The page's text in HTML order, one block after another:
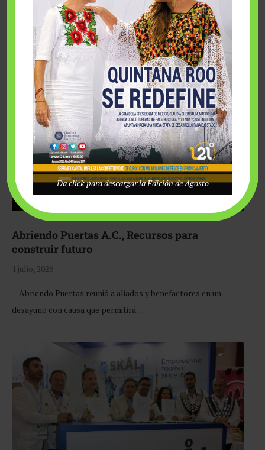
Fairmont Mayakoba y Make-A-Wish México unieron
esfuerzos para hacer realidad el deseo de una …
Abriendo Puertas A.C., Recursos para
construir futuro
1 julio, 2026
Abriendo Puertas reunió a aliados y benefactores en un
desayuno con causa que permitirá …
Da click para descargar la Edición de Agosto